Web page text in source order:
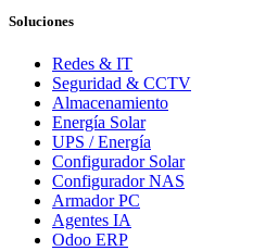
Soluciones
Redes & IT
Seguridad & CCTV
Almacenamiento
Energía Solar
UPS / Energía
Configurador Solar
Configurador NAS
Armador PC
Agentes IA
Odoo ERP